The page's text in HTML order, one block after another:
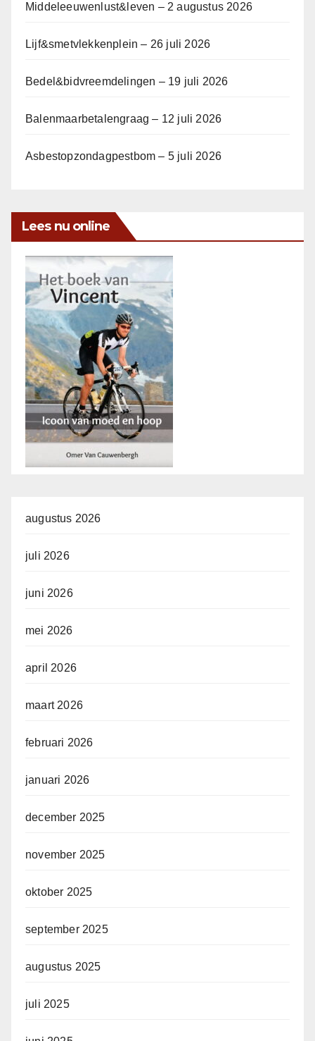
Middeleeuwenlust&leven – 2 augustus 2026
Lijf&smetvlekkenplein – 26 juli 2026
Bedel&bidvreemdelingen – 19 juli 2026
Balenmaarbetalengraag – 12 juli 2026
Asbestopzondagpestbom – 5 juli 2026
Lees nu online
augustus 2026
juli 2026
juni 2026
mei 2026
april 2026
maart 2026
februari 2026
januari 2026
december 2025
november 2025
oktober 2025
september 2025
augustus 2025
juli 2025